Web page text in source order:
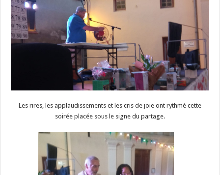
Les rires, les applaudissements et les cris de joie ont rythmé cette
soirée placée sous le signe du partage.